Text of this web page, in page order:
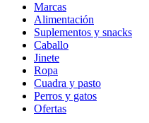
Marcas
Alimentación
Suplementos y snacks
Caballo
Jinete
Ropa
Cuadra y pasto
Perros y gatos
Ofertas